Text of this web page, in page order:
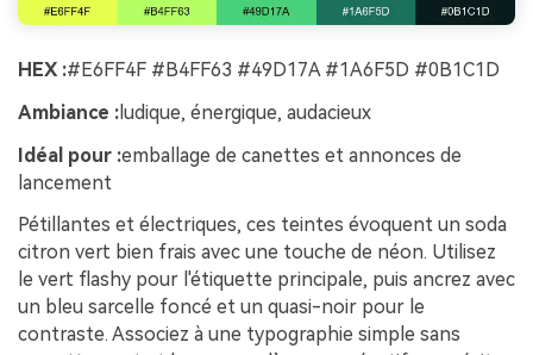
HEX :#E6FF4F #B4FF63 #49D17A #1A6F5D #0B1C1D
Ambiance : ludique, énergique, audacieux
Idéal pour :emballage de canettes et annonces de
lancement
Pétillantes et électriques, ces teintes évoquent un soda
citron vert bien frais avec une touche de néon. Utilisez
le vert flashy pour l'étiquette principale, puis ancrez avec
un bleu sarcelle foncé et un quasi-noir pour le
contraste. Associez à une typographie simple sans